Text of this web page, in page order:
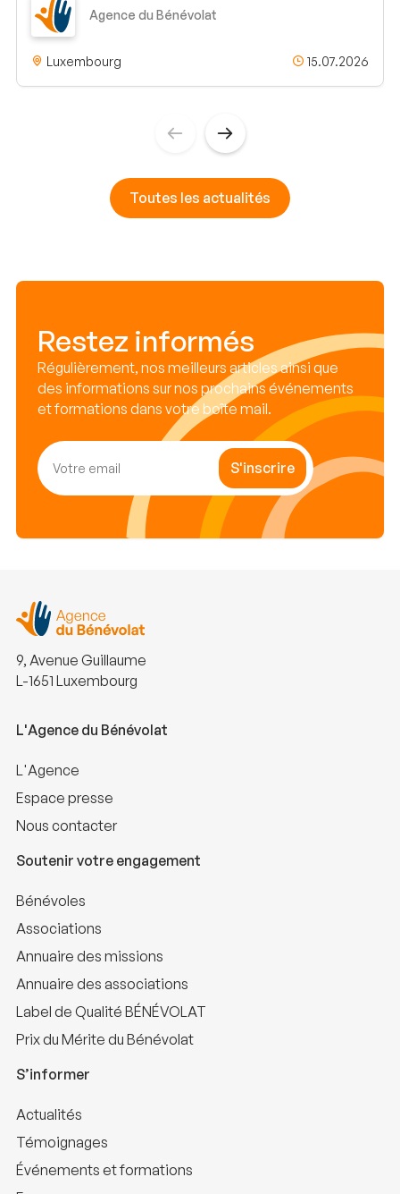
Agence du Bénévolat
Luxembourg 15.07.2026
Toutes les actualités
Restez informés
Régulièrement, nos meilleurs articles ainsi que
des informations sur nos prochains événements
et formations dans votre boîte mail.
S'inscrire
9, Avenue Guillaume
L-1651 Luxembourg
L'Agence du Bénévolat
L'Agence
Espace presse
Nous contacter
Soutenir votre engagement
Bénévoles
Associations
Annuaire des missions
Annuaire des associations
Label de Qualité BÉNÉVOLAT
Prix du Mérite du Bénévolat
S’informer
Actualités
Témoignages
Événements et formations